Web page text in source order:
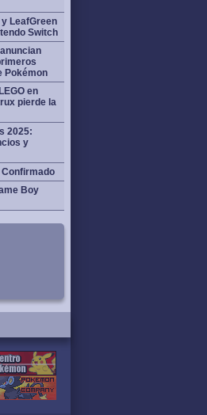
LeafGreen
Switch
Pokémon
en
pierde la
2025:
y
Confirmado
Boy